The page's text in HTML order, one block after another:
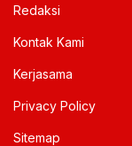
Redaksi
Kontak Kami
Kerjasama
Privacy Policy
Sitemap